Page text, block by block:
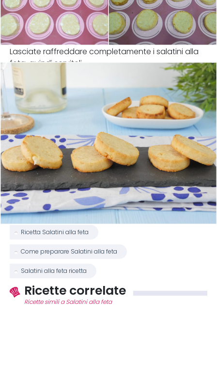
Lasciate raffreddare completamente i salatini alla
feta, quindi serviteli.
Ricetta Salatini alla feta
Come preparare Salatini alla feta
Salatini alla feta ricetta
Ricette correlate
Ricette simili a Salatini alla feta